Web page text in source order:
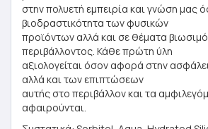
στην πολυετή εμπειρία και γνώση μας
βιοδραστικότητα των φυσικών
προϊόντων αλλά και σε θέματα
περιβάλλοντος. Κάθε πρώτη ύλη
αξιολογείται όσον αφορά στην
αλλά και των επιπτώσεων
αυτής στο περιβάλλον και τα
αφαιρούνται.